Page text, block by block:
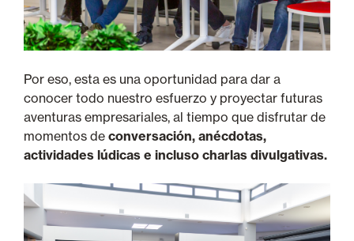
Por eso, esta es una oportunidad para dar a
conocer todo nuestro esfuerzo y proyectar futuras
aventuras empresariales, al tiempo que disfrutar de
momentos de conversación, anécdotas,
actividades lúdicas e incluso charlas divulgativas.